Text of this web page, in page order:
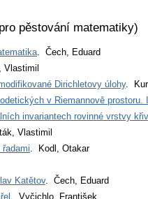
pěstování matematiky)
. Čech, Eduard
Dirichletovy úlohy.
v Riemannově prostoru. II
invariantech rovinné vrstvy
Vlastimil
. Kodl, Otakar
Katětov. Čech, Eduard
. Vyčichlo, František